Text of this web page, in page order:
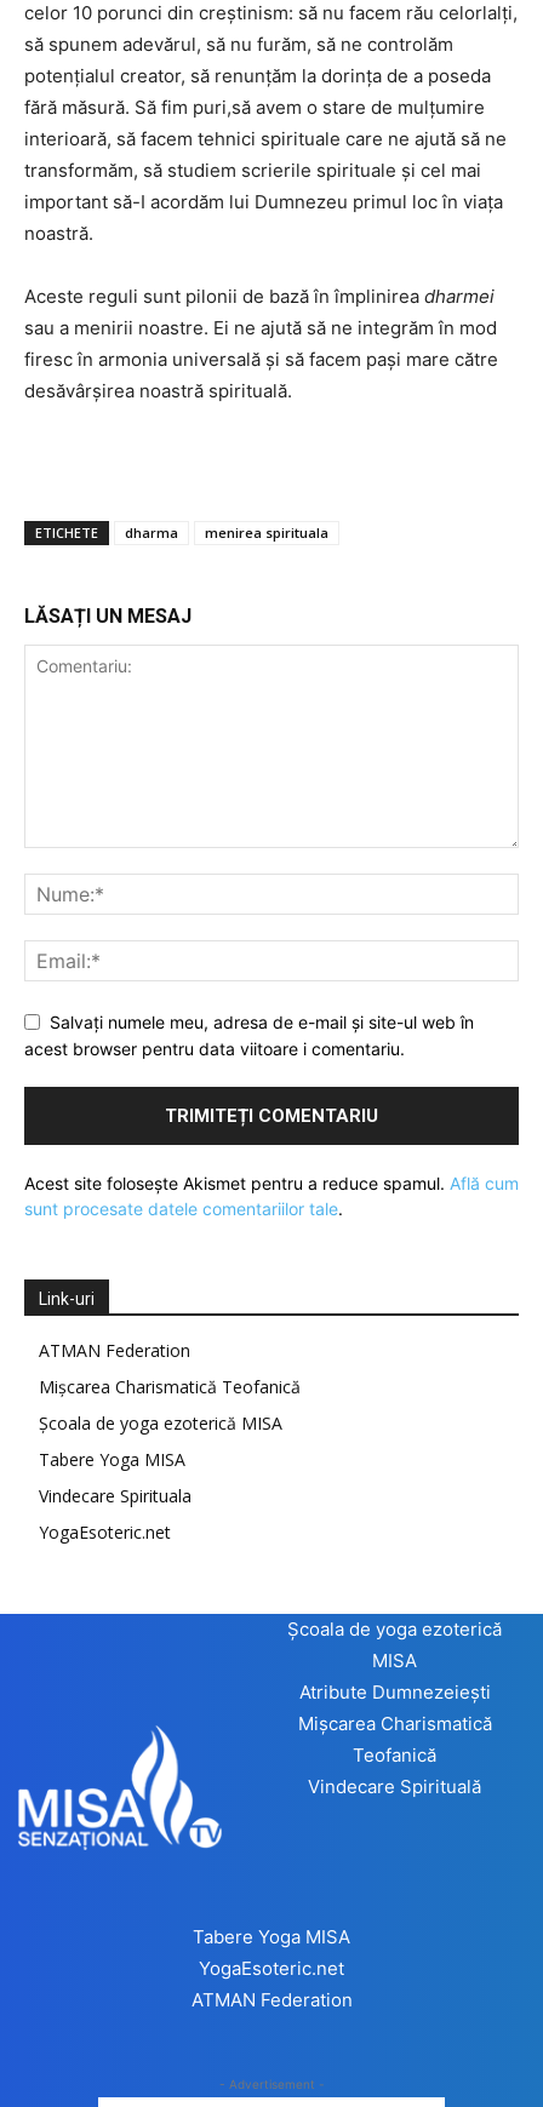
celor 10 porunci din creștinism: să nu facem rău celorlalți,
să spunem adevărul, să nu furăm, să ne controlăm
potențialul creator, să renunțăm la dorința de a poseda
fără măsură. Să fim puri,să avem o stare de mulțumire
interioară, să facem tehnici spirituale care ne ajută să ne
transformăm, să studiem scrierile spirituale și cel mai
important să-I acordăm lui Dumnezeu primul loc în viața
noastră.
Aceste reguli sunt pilonii de bază în împlinirea dharmei
sau a menirii noastre. Ei ne ajută să ne integrăm în mod
firesc în armonia universală și să facem pași mare către
desăvârșirea noastră spirituală.
ETICHETE dharma menirea spirituala
LĂSAȚI UN MESAJ
Salvați numele meu, adresa de e-mail și site-ul web în
acest browser pentru data viitoare i comentariu.
Acest site folosește Akismet pentru a reduce spamul. Află cum
sunt procesate datele comentariilor tale.
Link-uri
ATMAN Federation
Mișcarea Charismatică Teofanică
Școala de yoga ezoterică MISA
Tabere Yoga MISA
Vindecare Spirituala
YogaEsoteric.net
Școala de yoga ezoterică
MISA
Atribute Dumnezeiești
Mișcarea Charismatică
Teofanică
Vindecare Spirituală
Tabere Yoga MISA
YogaEsoteric.net
ATMAN Federation
- Advertisement -